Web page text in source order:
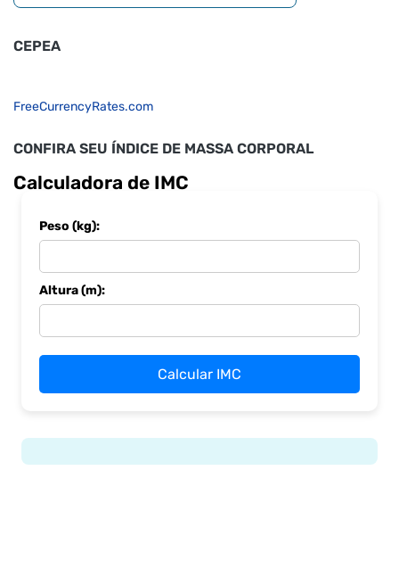
CEPEA
FreeCurrencyRates.com
CONFIRA SEU ÍNDICE DE MASSA CORPORAL
Calculadora de IMC
Peso (kg):
Altura (m):
Calcular IMC